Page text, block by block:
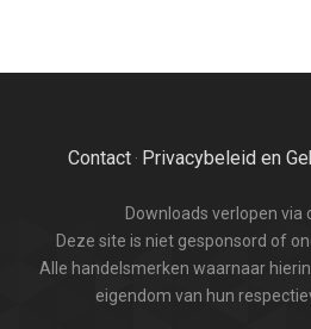
Contact· Privacybeleid en
Downloads verlopen via
Deze site is niet gesponsord of
Alle handelsmerken waarnaar
eigendom van hun